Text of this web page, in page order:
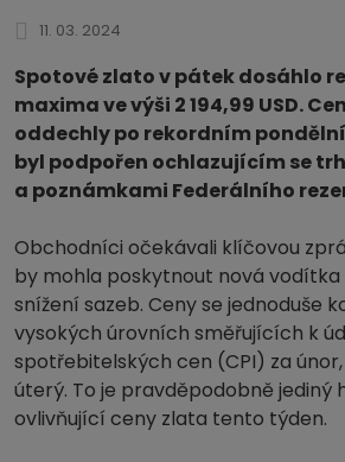
11. 03. 2024
Spotové zlato v pátek dosáhlo
maxima ve výši 2 194,99 USD.
oddechly po rekordním
byl podpořen ochlazujícím se
a poznámkami Federálního
Obchodníci očekávali klíčovou
by mohla poskytnout nová
snížení sazeb. Ceny se jednoduše
vysokých úrovních směřujících k
spotřebitelských cen (CPI) za
úterý. To je pravděpodobně jediný
ovlivňující ceny zlata tento týden.